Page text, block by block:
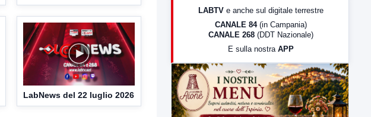
LabNews del 22 luglio 2026
LabNews (Diretta)
23:00 LabNews (replica)
LABTV e anche sul digitale terrestre
CANALE 84 (in Campania)
CANALE 268 (DDT Nazionale)
E sulla nostra APP